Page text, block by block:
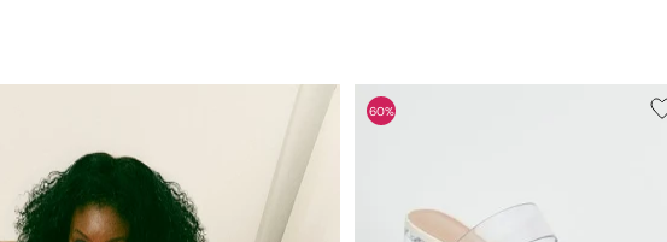
60%